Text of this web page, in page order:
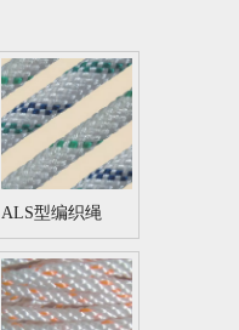
ALS型编织绳